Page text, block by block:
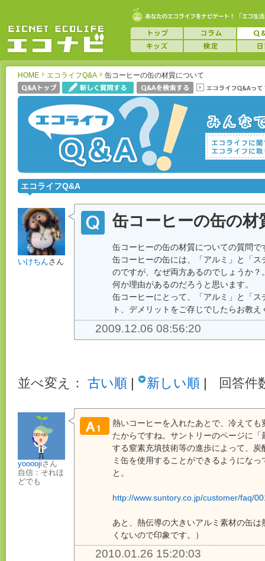
HOME エコライフQ&A 缶コーヒーの缶の材質について
エコライフQ&A
いけちんさん
缶コーヒーの缶の材
缶コーヒーの缶の材質についての質問で
缶コーヒーの缶には、「アルミ」と「ス
のですが、なぜ両方あるのでしょうか？
何か理由があるのだろうと思います。
缶コーヒーにとって、「アルミ」と「ス
ト、デメリットをご存じでしたらお教え
2009.12.06 08:56:20
並べ変え： 古い順 | 新しい順 | 回答件
yoooojiさん
自信：それほ
どでも
熱いコーヒーを入れたあとで、冷えても
たからですね。サントリーのページに
する窒素充填技術等の進歩によって、炭
ミ缶を使用することができるようにな
と。
http://www.suntory.co.jp/customer/faq/
あと、熱伝導の大きいアルミ素材の缶は
くないので印象です。）
2010.01.26 15:20:03